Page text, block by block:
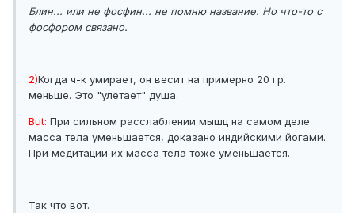
Блин... или не фосфин... не помню название. Но что-то с
фосфором связано.
2)Когда ч-к умирает, он весит на примерно 20 гр.
меньше. Это "улетает" душа.
But: При сильном расслаблении мышц на самом деле
масса тела уменьшается, доказано индийскими йогами.
При медитации их масса тела тоже уменьшается.
Так что вот.